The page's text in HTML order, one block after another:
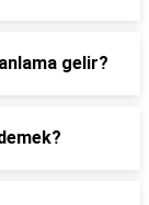
gelir?